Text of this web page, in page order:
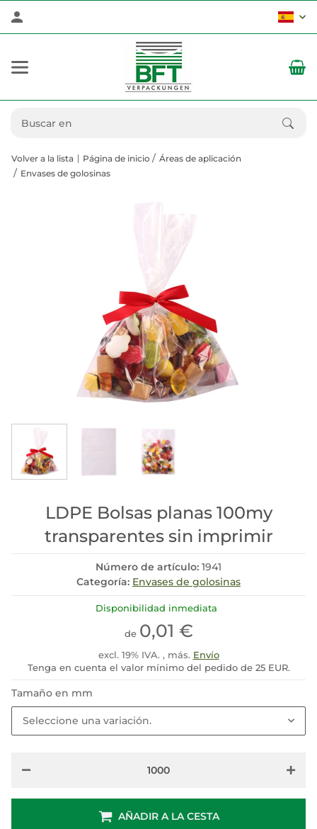
Volver a la lista Página de inicio
Áreas de aplicación
Envases de golosinas
LDPE Bolsas planas 100my
transparentes sin imprimir
Número de artículo: 1941
Categoría: Envases de golosinas
Disponibilidad inmediata
de 0,01 €
excl. 19% IVA. , más. Envío
Tenga en cuenta el valor mínimo del pedido de 25 EUR.
Tamaño en mm
Seleccione una variación.
AÑADIR A LA CESTA